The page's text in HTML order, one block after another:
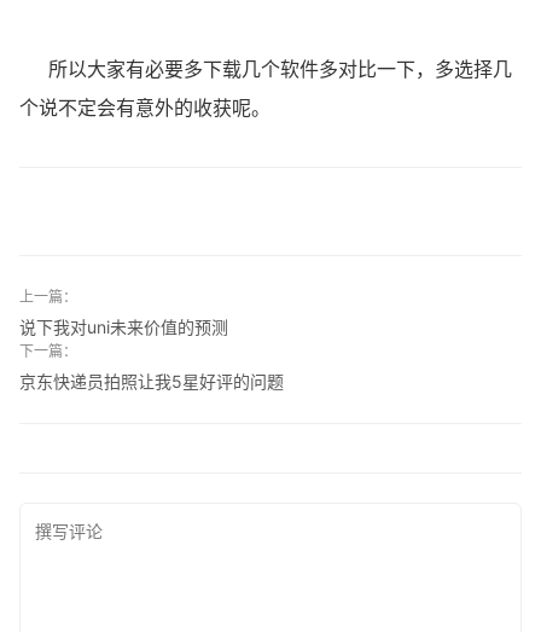
所以大家有必要多下载几个软件多对比一下，多选择几
个说不定会有意外的收获呢。
上一篇：
说下我对uni未来价值的预测
下一篇：
京东快递员拍照让我5星好评的问题